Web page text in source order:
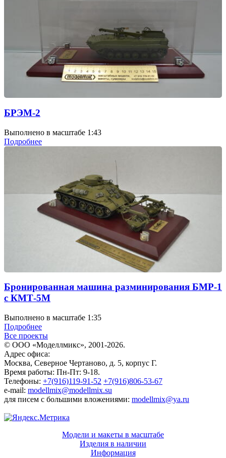
БРЭМ-2
Выполнено в масштабе 1:43
Подробнее
Бронированная машина разминирования БМР-1
с КМТ-5М
Выполнено в масштабе 1:35
Подробнее
Все проекты
© ООО «Моделлмикс», 2001-2026.
Адрес офиса:
Москва, Северное Чертаново, д. 5, корпус Г.
Время работы: Пн-Пт: 9-18.
Телефоны: +7(916)119-91-52 +7(916)806-53-67
e-mail: modellmix@modellmix.su
для писем с большими вложениями: modellmix@ya.ru
Модели и макеты в масштабе
Изделия в наличии
Информация